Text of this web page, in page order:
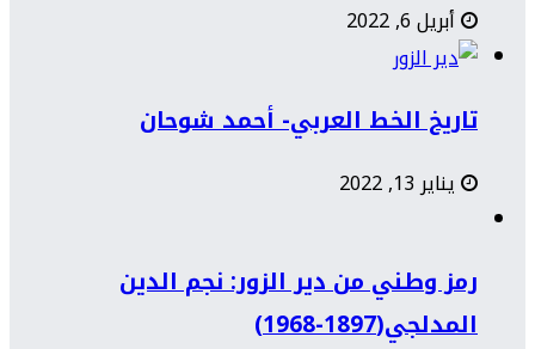
أبريل 6, 2022
تاريخ الخط العربي- أحمد شوحان
يناير 13, 2022
رمز وطني من دير الزور: نجم الدين
المدلجي(1897-1968)